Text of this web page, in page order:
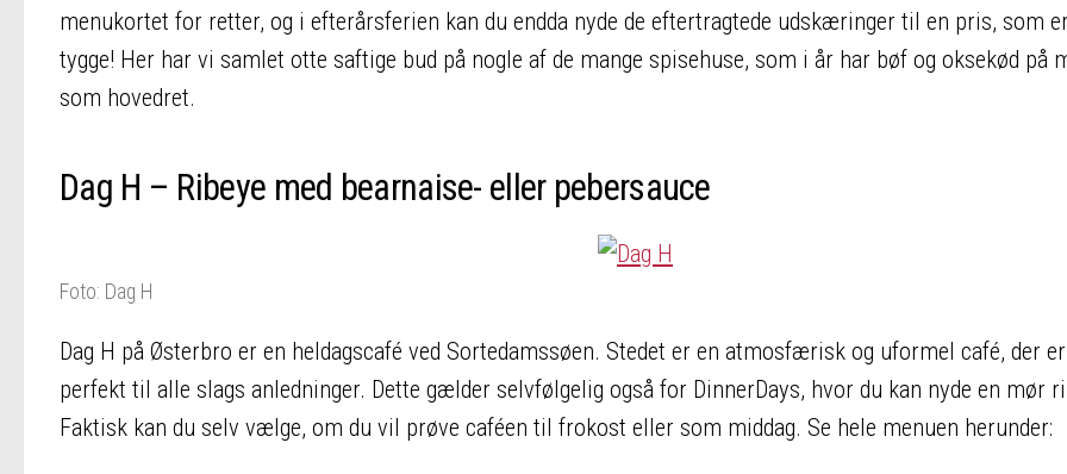
menukortet for retter, og i efterårsferien kan du endda nyde de eftertragtede udskæringer til en pris, som
tygge! Her har vi samlet otte saftige bud på nogle af de mange spisehuse, som i år har bøf og oksekød på
som hovedret.
Dag H – Ribeye med bearnaise- eller pebersauce
Foto: Dag H
Dag H på Østerbro er en heldagscafé ved Sortedamssøen. Stedet er en atmosfærisk og uformel café, der er
perfekt til alle slags anledninger. Dette gælder selvfølgelig også for DinnerDays, hvor du kan nyde en mør
Faktisk kan du selv vælge, om du vil prøve caféen til frokost eller som middag. Se hele menuen herunder: